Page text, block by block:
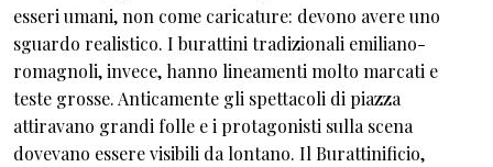
esseri umani, non come caricature: devono avere uno
sguardo realistico. I burattini tradizionali emiliano-
romagnoli, invece, hanno lineamenti molto marcati e
teste grosse. Anticamente gli spettacoli di piazza
attiravano grandi folle e i protagonisti sulla scena
dovevano essere visibili da lontano. Il Burattinificio,